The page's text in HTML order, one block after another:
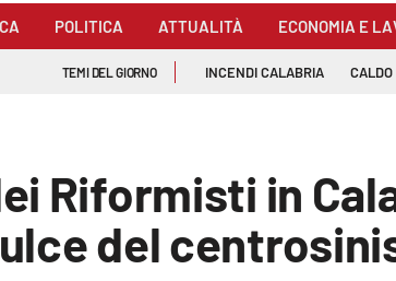
POLITICA ATTUALITÀ ECONOMIA E
TEMI DEL GIORNO INCENDI CALABRIA
Riformisti in
del